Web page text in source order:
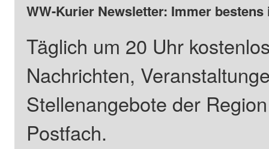
WW-Kurier Newsletter: Immer
Täglich um 20 Uhr
Nachrichten,
Stellenangebote der
Postfach.